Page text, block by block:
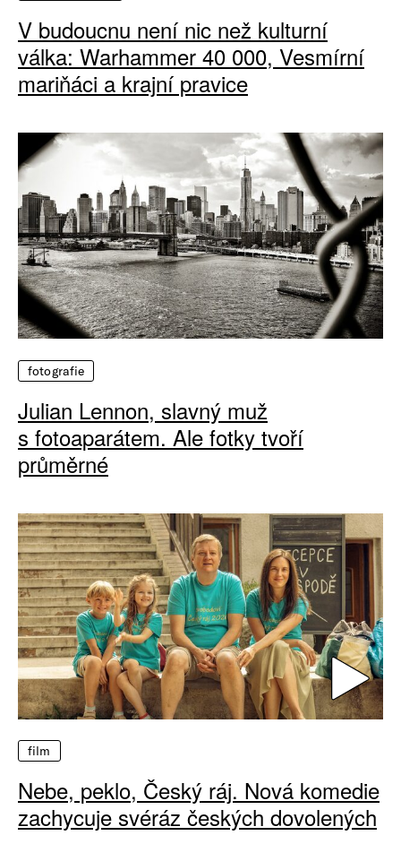
V budoucnu není nic než kulturní
válka: Warhammer 40 000, Vesmírní
mariňáci a krajní pravice
fotografie
Julian Lennon, slavný muž
s fotoaparátem. Ale fotky tvoří
průměrné
film
Nebe, peklo, Český ráj. Nová komedie
zachycuje svéráz českých dovolených